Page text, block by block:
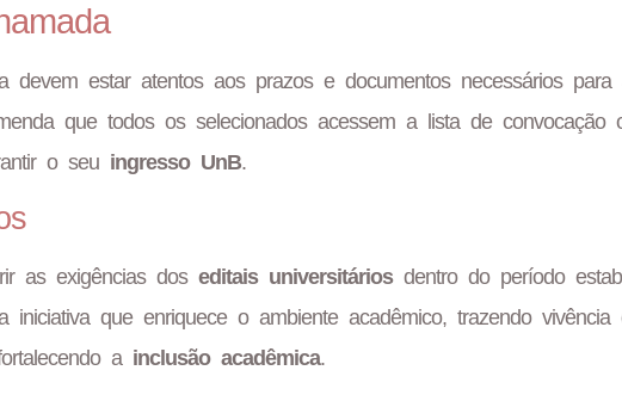
devem estar atentos aos prazos e documentos necessários para
que todos os selecionados acessem a lista de convocação
o seu ingresso UnB.
as exigências dos editais universitáriosdentro do período
que enriquece o ambiente acadêmico, trazendo vivência
a inclusão acadêmica.